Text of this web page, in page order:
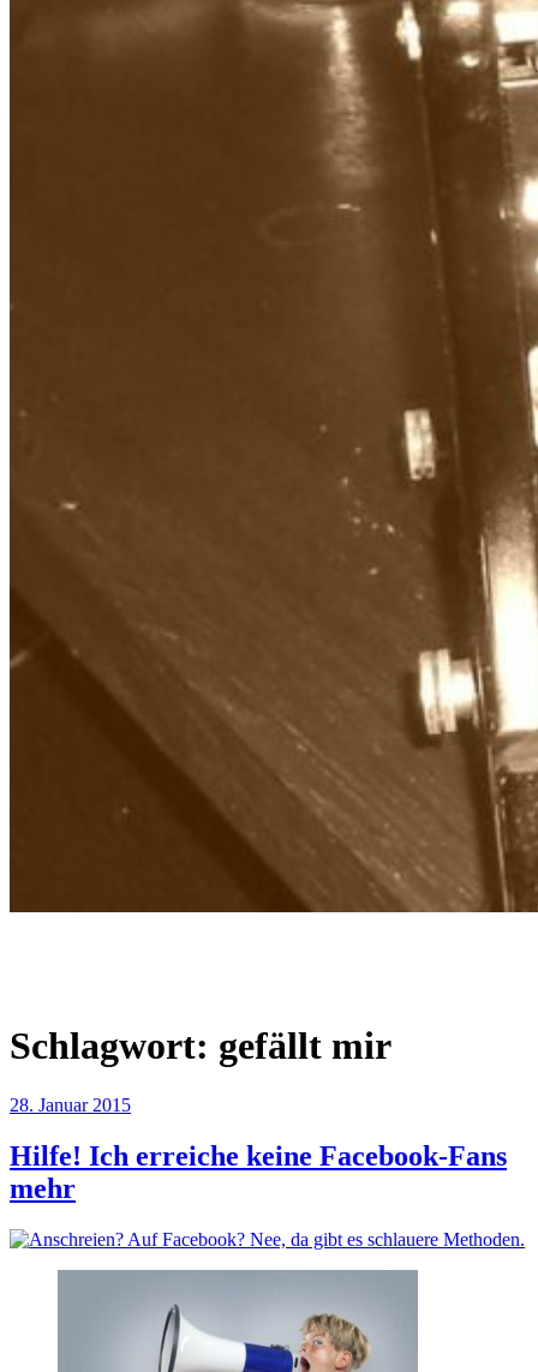
Schlagwort: gefällt mir
Veröffentlicht
28. Januar 2015
Hilfe! Ich erreiche keine Facebook-Fans
mehr